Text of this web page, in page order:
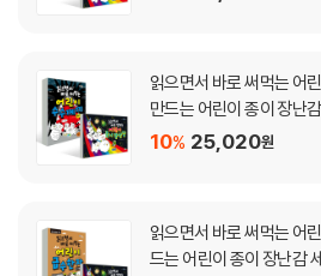
읽으면서 바로 써먹는 어
만드는 어린이 종이 장난
10% 25,020원
읽으면서 바로 써먹는 어
드는 어린이 종이 장난감